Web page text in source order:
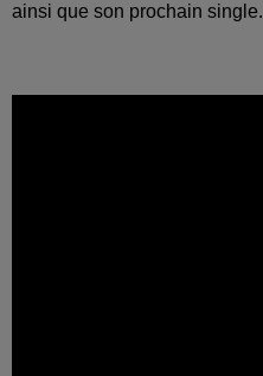
ainsi que son prochain single.